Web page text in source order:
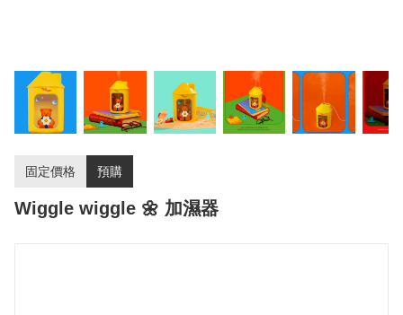
固定價格 預購
Wiggle wiggle 🌼 加濕器